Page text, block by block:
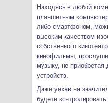
Находясь в любой
планшетным
либо смартфоном,
высоким качеством
собственного
кинофильмы,
музыку, не приобретая
устройств.
Даже уехав на
будете